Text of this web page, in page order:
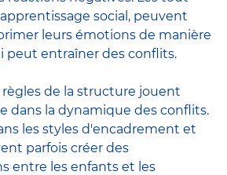
social, peuvent
leurs émotions de manière
peut entraîner des conflits.
règles de la structure jouent
dans la dynamique des conflits.
les styles d'encadrement et
parfois créer des
entre les enfants et les